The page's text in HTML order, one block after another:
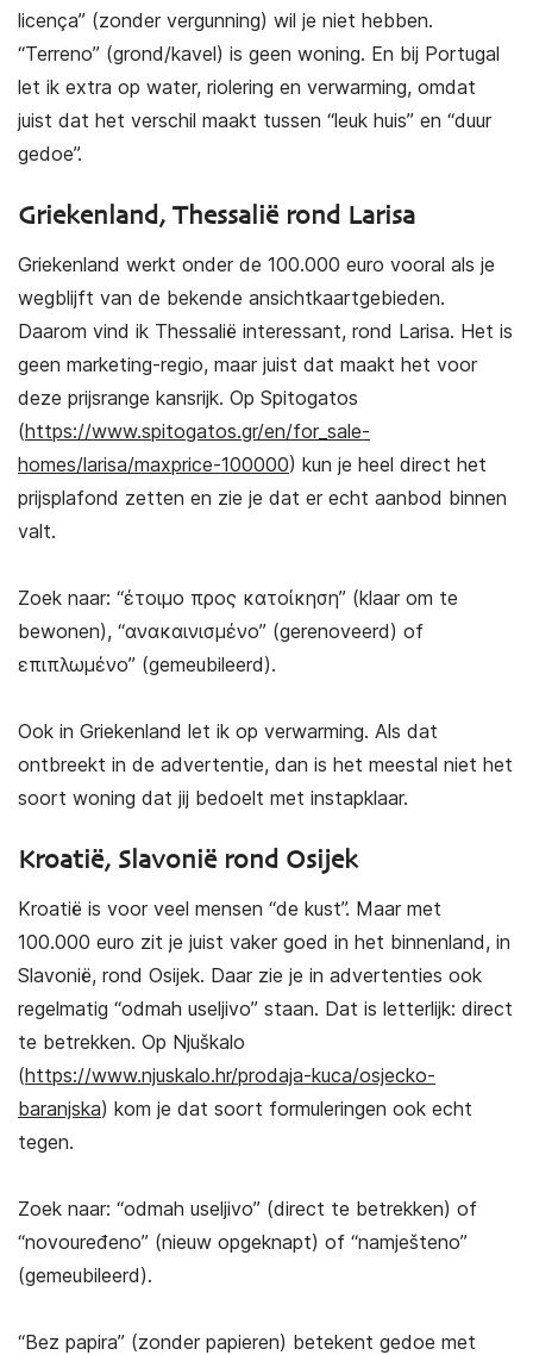
licença” (zonder vergunning) wil je niet hebben.
“Terreno” (grond/kavel) is geen woning. En bij Portugal
let ik extra op water, riolering en verwarming, omdat
juist dat het verschil maakt tussen “leuk huis” en “duur
gedoe”.
Griekenland, Thessalië rond Larisa
Griekenland werkt onder de 100.000 euro vooral als je
wegblijft van de bekende ansichtkaartgebieden.
Daarom vind ik Thessalië interessant, rond Larisa. Het is
geen marketing-regio, maar juist dat maakt het voor
deze prijsrange kansrijk. Op Spitogatos
(https://www.spitogatos.gr/en/for_sale-
homes/larisa/maxprice-100000) kun je heel direct het
prijsplafond zetten en zie je dat er echt aanbod binnen
valt.
Zoek naar: “έτοιμο προς κατοίκηση” (klaar om te
bewonen), “ανακαινισμένο” (gerenoveerd) of
επιπλωμένο” (gemeubileerd).
Ook in Griekenland let ik op verwarming. Als dat
ontbreekt in de advertentie, dan is het meestal niet het
soort woning dat jij bedoelt met instapklaar.
Kroatië, Slavonië rond Osijek
Kroatië is voor veel mensen “de kust”. Maar met
100.000 euro zit je juist vaker goed in het binnenland, in
Slavonië, rond Osijek. Daar zie je in advertenties ook
regelmatig “odmah useljivo” staan. Dat is letterlijk: direct
te betrekken. Op Njuškalo
(https://www.njuskalo.hr/prodaja-kuca/osjecko-
baranjska) kom je dat soort formuleringen ook echt
tegen.
Zoek naar: “odmah useljivo” (direct te betrekken) of
“novouređeno” (nieuw opgeknapt) of “namješteno”
(gemeubileerd).
“Bez papira” (zonder papieren) betekent gedoe met